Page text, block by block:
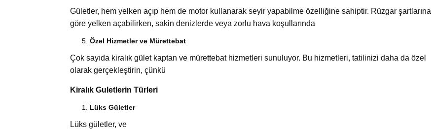
Gületler, hem yelken açıp hem de motor kullanarak seyir yapabilme özelliğine sahiptir. Rüzgar şartlarına
göre yelken açabilirken, sakin denizlerde veya zorlu hava koşullarında
Özel Hizmetler ve Mürettebat
Çok sayıda kiralık gület kaptan ve mürettebat hizmetleri sunuluyor. Bu hizmetleri, tatilinizi daha da özel
olarak gerçekleştirin, çünkü
Kiralık Guletlerin Türleri
Lüks Gületler
Lüks gületler, ve